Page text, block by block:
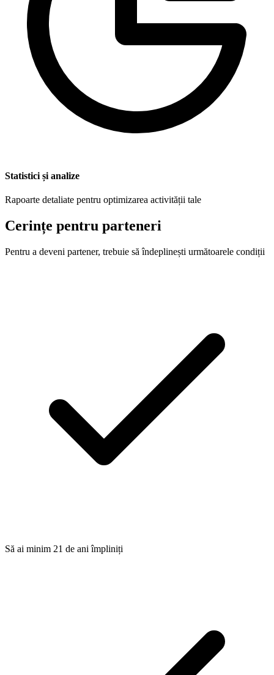
Statistici și analize
Rapoarte detaliate pentru optimizarea activității tale
Cerințe pentru parteneri
Pentru a deveni partener, trebuie să îndeplinești următoarele condiții
Să ai minim 21 de ani împliniți